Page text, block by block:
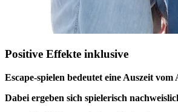
Positive Effekte inklusive
Escape-spielen bedeutet eine Auszeit
Dabei ergeben sich spielerisch